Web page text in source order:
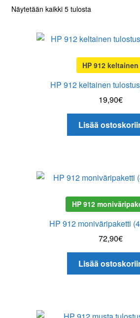
Yrityksestä
Yhteydenotto
Tilaa uutiskirje
Näytetään kaikki 5 tulosta
HP 912 keltainen
HP 912 keltainen
19,90€
Lisää
HP 912
HP 912 moniväripaketti
72,90€
Lisää